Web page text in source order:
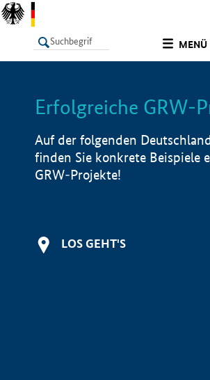
MENÜ
LISTE
Erfolgreiche GRW-
Auf der folgenden
finden Sie konkrete Beispiele
GRW-Projekte!
LOS GEHT'S